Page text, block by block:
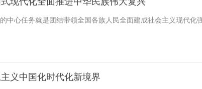
中心任务就是团结带领全国各族人民全面建成社会主义现代
义中国化时代化新境界